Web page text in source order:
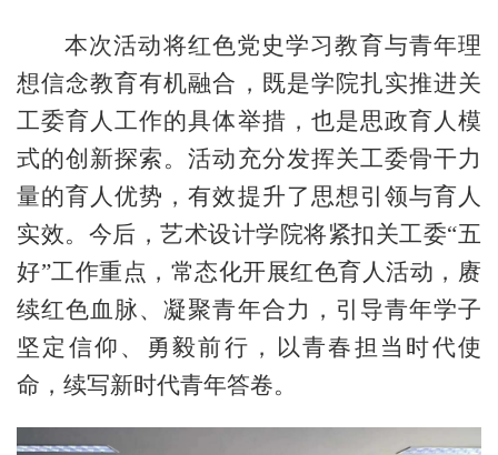
本次活动将红色党史学习教育与青年理
想信念教育有机融合，既是学院扎实推进关
工委育人工作的具体举措，也是思政育人模
式的创新探索。活动充分发挥关工委骨干力
量的育人优势，有效提升了思想引领与育人
实效。今后，艺术设计学院将紧扣关工委“五
好”工作重点，常态化开展红色育人活动，赓
续红色血脉、凝聚青年合力，引导青年学子
坚定信仰、勇毅前行，以青春担当时代使
命，续写新时代青年答卷。